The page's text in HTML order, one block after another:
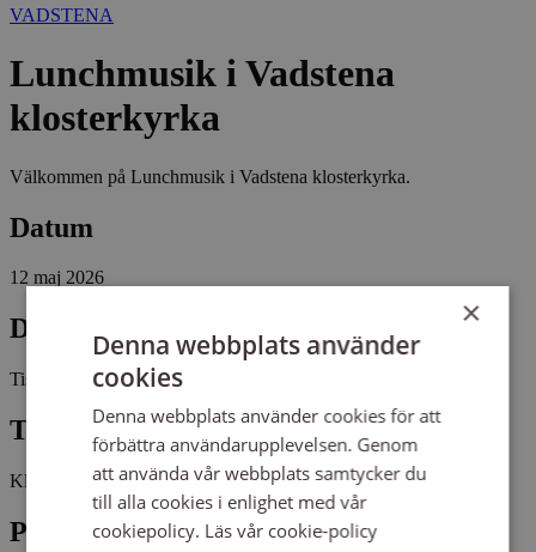
VADSTENA
Lunchmusik i Vadstena
klosterkyrka
Välkommen på Lunchmusik i Vadstena klosterkyrka.
Datum
12 maj 2026
Dag
Tisdag
Tid
Kl 13:00 - 13:30
Plats
×
Denna webbplats använder
cookies
Denna webbplats använder cookies för att
förbättra användarupplevelsen. Genom
att använda vår webbplats samtycker du
till alla cookies i enlighet med vår
cookiepolicy. Läs vår cookie-policy